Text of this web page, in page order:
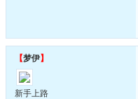
【梦伊】
新手上路